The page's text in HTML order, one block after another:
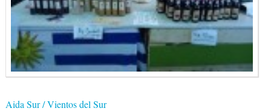
Aida Sur / Vientos del Sur